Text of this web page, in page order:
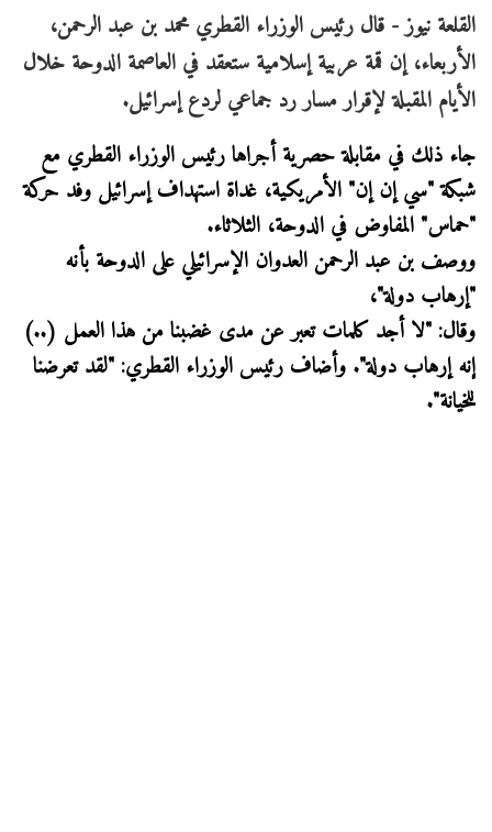
القلعة نيوز - قال رئيس الوزراء القطري محمد بن عبد الرحمن،
الأربعاء، إن قمة عربية إسلامية ستعقد في العاصمة الدوحة خلال
الأيام المقبلة لإقرار مسار رد جماعي لردع إسرائيل.
جاء ذلك في مقابلة حصرية أجراها رئيس الوزراء القطري مع
شبكة "سي إن إن" الأمريكية، غداة استهداف إسرائيل وفد حركة
"حماس" المفاوض في الدوحة، الثلاثاء.
ووصف بن عبد الرحمن العدوان الإسرائيلي على الدوحة بأنه
"إرهاب دولة"،
وقال: "لا أجد كلمات تعبر عن مدى غضبنا من هذا العمل (..)
إنه إرهاب دولة". وأضاف رئيس الوزراء القطري: "لقد تعرضنا
للخيانة".